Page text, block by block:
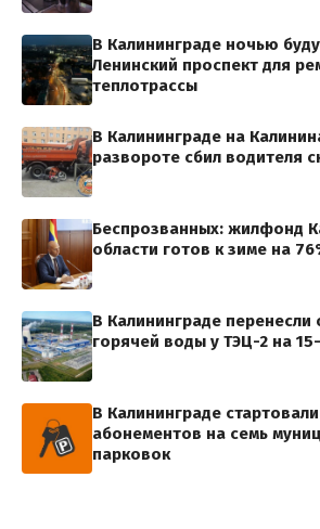
В Калининграде ночью
Ленинский проспект для
теплотрассы
В Калининграде на
развороте сбил водителя
Беспрозванных: жилфонд
области готов к зиме на
В Калининграде перенесли
горячей воды у ТЭЦ-2 на
В Калининграде
абонементов на семь
парковок